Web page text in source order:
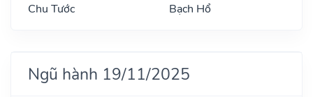
Chu Tước
Bạch Hổ
Ngũ hành 19/11/2025